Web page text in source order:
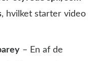
, hvilket starter video
– En af de